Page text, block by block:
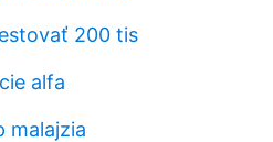
200 tis
alfa
malajzia